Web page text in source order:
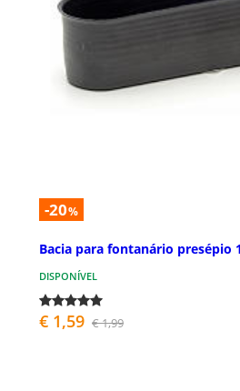
-20%
Bacia para fontanário presépio
DISPONÍVEL
€ 1,59 € 1,99